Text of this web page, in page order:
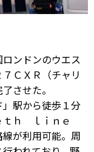
ンドンのウエス
ＣＸＲ（チャリ
させた。
駅から徒歩１分
ｔｈ ｌｉｎｅ
線が利用可能。周